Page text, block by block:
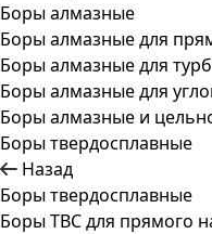
Боры алмазные
Боры алмазные для
Боры алмазные для
Боры алмазные для
Боры алмазные и
Боры твердосплавные
Назад
Боры твердосплавные
Боры ТВС для прямого